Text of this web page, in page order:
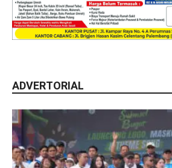
ADVERTORIAL